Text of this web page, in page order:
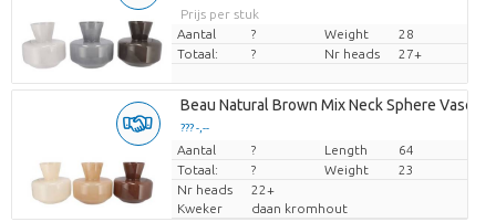
Prijs per stuk
Aantal
? Weight
28
Totaal:
? Nr heads 27+
Beau Natural Brown Mix Neck Sphere Vase
??? -,--
Prijs per stuk
Aantal ? Length
64
Totaal:
? Weight
23
Nr heads
22+
Kweker
daan kromhout